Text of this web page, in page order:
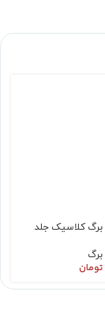
دفتر 100 برگ کلاسیک جلد
تومان